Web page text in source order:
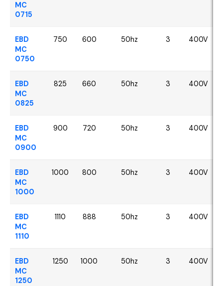
MC
0715
EBD
MC
0750
750 600 50hz 3 400V
EBD
MC
0825
825 660 50hz 3 400V
EBD
MC
0900
900 720 50hz 3 400V
EBD
MC
1000
1000 800 50hz 3 400V
EBD
MC
1110
1110 888 50hz 3 400V
EBD
MC
1250
1250 1000 50hz 3 400V